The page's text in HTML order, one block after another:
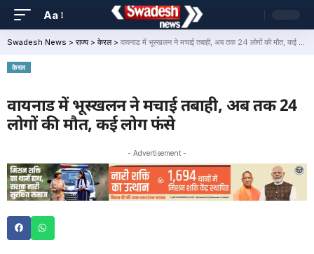
Aa
Swadesh News > राज्य> केरल> वायनाड में भूस्खलन ने मचाई तबाही, अब तक 24 लोगों की मौत, कई लोग फंसे
केरल
वायनाड में भूस्खलन ने मचाई तबाही, अब तक 24
लोगों की मौत, कई लोग फंसे
- Advertisement -